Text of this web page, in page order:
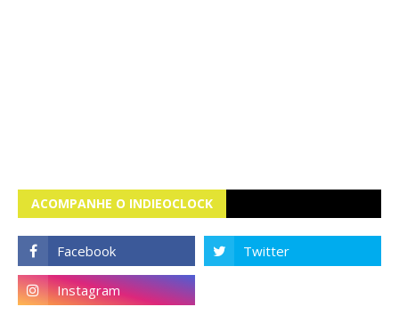
ACOMPANHE O INDIEOCLOCK